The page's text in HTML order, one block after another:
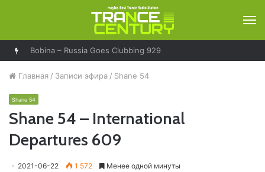
Bobina – Russia Goes Clubbing 929
Главная / Записи эфира / Shane 54
Shane 54
Shane 54 – International
Departures 609
2021-06-22 1 572 Менее одной минуты